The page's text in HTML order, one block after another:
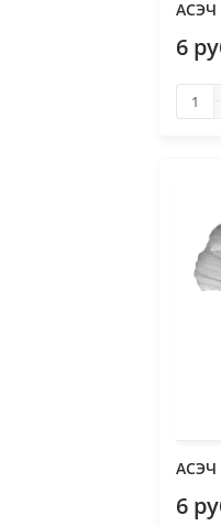
АСЭЧ
6
АСЭЧ
6